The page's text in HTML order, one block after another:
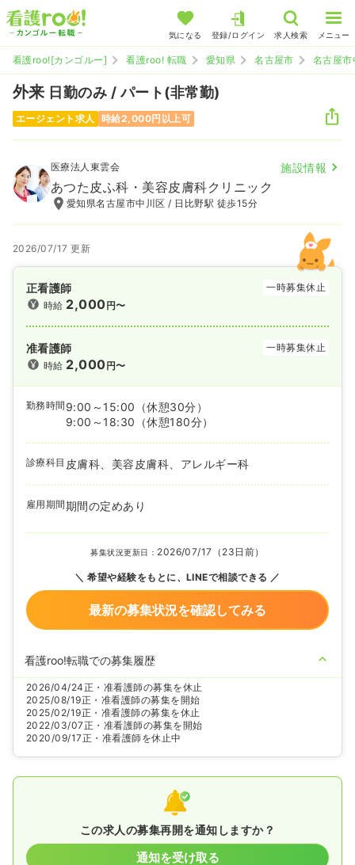
気になる 登録/ログイン 求人検索 メニュー
看護roo![カンゴルー] 看護roo! 転職 愛知県 名古屋市 名古屋市
外来 日勤のみ / パート(非常勤)
エージェント求人 時給2,000円以上可
医療法人東雲会 施設情報
あつた皮ふ科・美容皮膚科クリニック
愛知県名古屋市中川区 / 日比野駅 徒歩15分
2026/07/17 更新
正看護師
一時募集休止
時給 2,000円〜
准看護師
一時募集休止
時給 2,000円〜
勤務時間 9:00～15:00
（休憩30分）
9:00～18:30
（休憩180分）
診療科目 皮膚科、美容皮膚科、アレルギー科
雇用期間期間の定めあり
募集状況更新日： 2026/07/17（23日前）
希望や経験をもとに、LINEで相談できる
最新の募集状況を確認してみる
看護roo!転職での募集履歴
2026/04/24正・准看護師の募集を休止
2025/08/19正・准看護師の募集を開始
2025/02/19正・准看護師の募集を休止
2022/03/07正・准看護師の募集を開始
2020/09/17正・准看護師を休止中
この求人の募集再開を通知しますか？
通知を受け取る